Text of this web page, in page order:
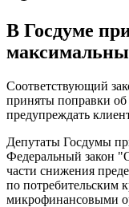
В Госдуме
Соответствующий
приняты поправки
предупреждать
Депутаты Госдумы
Федеральный закон
части снижения
по потребительским
микрофинансовыми